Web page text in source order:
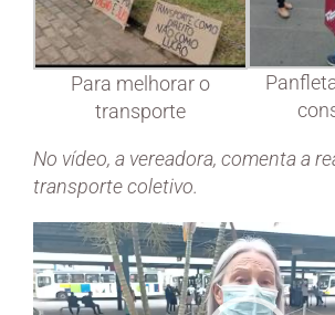
Para melhorar o
transporte
No vídeo, a vereadora, comenta a
transporte coletivo.
Tocador
de
vídeo